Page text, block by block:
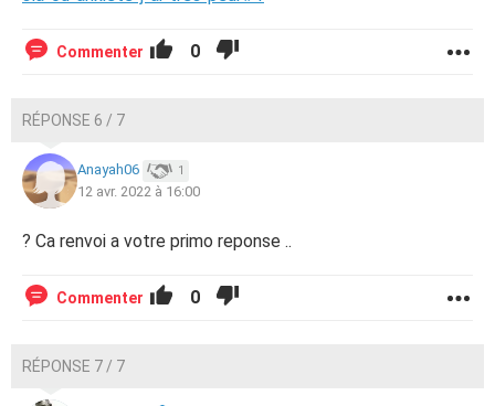
Commenter 0
RÉPONSE 6 / 7
Anayah06 1
12 avr. 2022 à 16:00
? Ca renvoi a votre primo reponse ..
Commenter 0
RÉPONSE 7 / 7